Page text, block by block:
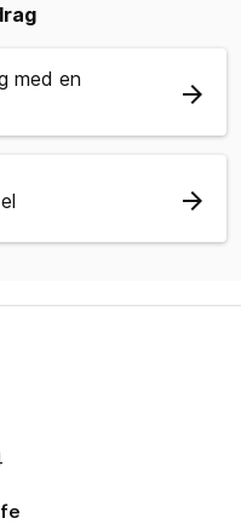
med en
arrow_forward
arrow_forward